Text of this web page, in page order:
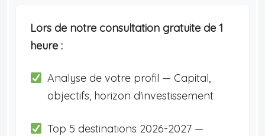
Lors de notre consultation gratuite de 1
heure :
Analyse de votre profil — Capital,
objectifs, horizon d'investissement
Top 5 destinations 2026-2027 —